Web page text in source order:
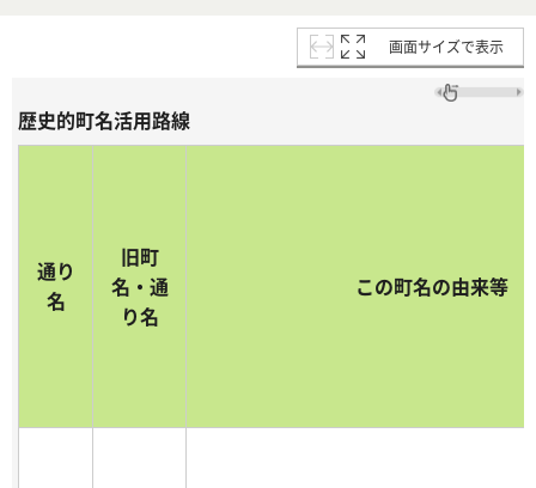
画面サイズで表示
歴史的町名活用路線
通り
名
旧町
名・通
り名
この町名の由来等